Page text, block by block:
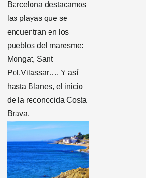
Barcelona destacamos
las playas que se
encuentran en los
pueblos del maresme:
Mongat, Sant
Pol,Vilassar…. Y así
hasta Blanes, el inicio
de la reconocida Costa
Brava.